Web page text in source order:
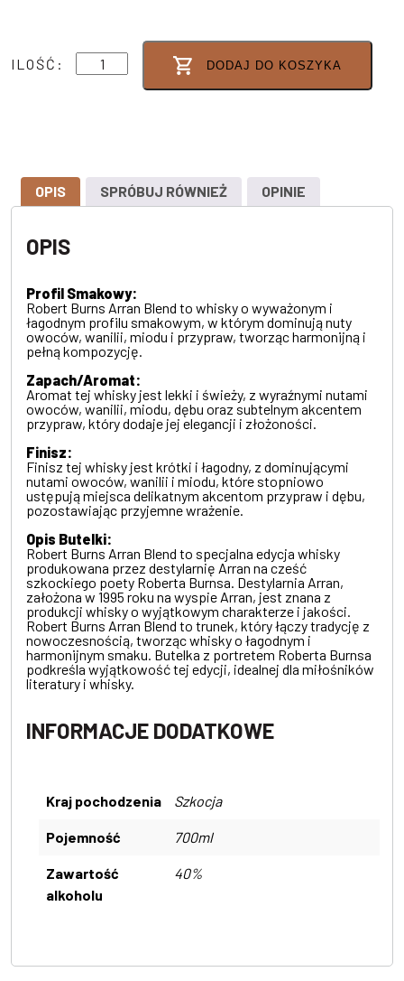
ILOŚĆ:
ilość
ROBERT
DODAJ DO KOSZYKA
OPIS SPRÓBUJ RÓWNIEŻ OPINIE
OPIS
Profil Smakowy:
Robert Burns Arran Blend to whisky o wyważonym i
łagodnym profilu smakowym, w którym dominują nuty
owoców, wanilii, miodu i przypraw, tworząc harmonijną i
pełną kompozycję.
Zapach/Aromat:
Aromat tej whisky jest lekki i świeży, z wyraźnymi nutami
owoców, wanilii, miodu, dębu oraz subtelnym akcentem
przypraw, który dodaje jej elegancji i złożoności.
Finisz:
Finisz tej whisky jest krótki i łagodny, z dominującymi
nutami owoców, wanilii i miodu, które stopniowo
ustępują miejsca delikatnym akcentom przypraw i dębu,
pozostawiając przyjemne wrażenie.
Opis Butelki:
Robert Burns Arran Blend to specjalna edycja whisky
produkowana przez destylarnię Arran na cześć
szkockiego poety Roberta Burnsa. Destylarnia Arran,
założona w 1995 roku na wyspie Arran, jest znana z
produkcji whisky o wyjątkowym charakterze i jakości.
Robert Burns Arran Blend to trunek, który łączy tradycję z
nowoczesnością, tworząc whisky o łagodnym i
harmonijnym smaku. Butelka z portretem Roberta Burnsa
podkreśla wyjątkowość tej edycji, idealnej dla miłośników
literatury i whisky.
INFORMACJE DODATKOWE
Kraj pochodzenia Szkocja
Pojemność 700ml
Zawartość
alkoholu
40%